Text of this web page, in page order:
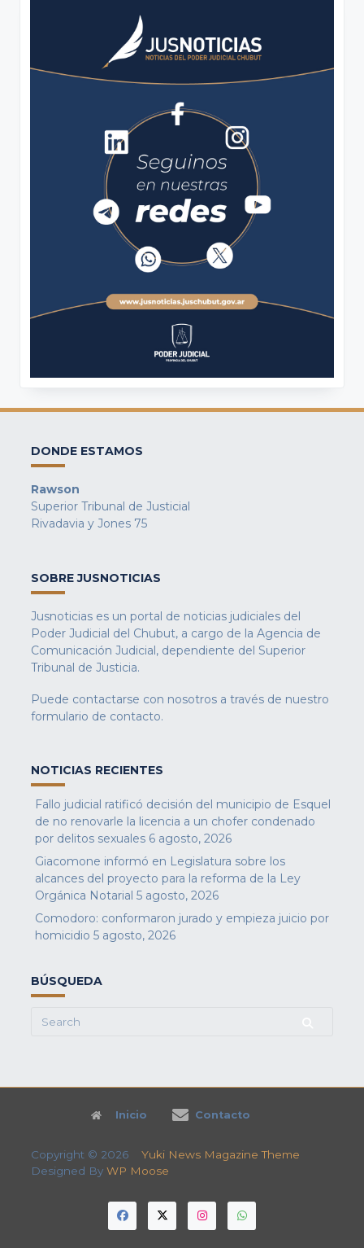
DONDE ESTAMOS
Rawson
Superior Tribunal de Justicial
Rivadavia y Jones 75
SOBRE JUSNOTICIAS
Jusnoticias es un portal de noticias judiciales del
Poder Judicial del Chubut, a cargo de la Agencia de
Comunicación Judicial, dependiente del Superior
Tribunal de Justicia.
Puede contactarse con nosotros a través de nuestro
formulario de contacto.
NOTICIAS RECIENTES
Fallo judicial ratificó decisión del municipio de Esquel
de no renovarle la licencia a un chofer condenado
por delitos sexuales 6 agosto, 2026
Giacomone informó en Legislatura sobre los
alcances del proyecto para la reforma de la Ley
Orgánica Notarial 5 agosto, 2026
Comodoro: conformaron jurado y empieza juicio por
homicidio 5 agosto, 2026
BÚSQUEDA
Search
Inicio Contacto
Copyright © 2026 Yuki News Magazine Theme
Designed By WP Moose